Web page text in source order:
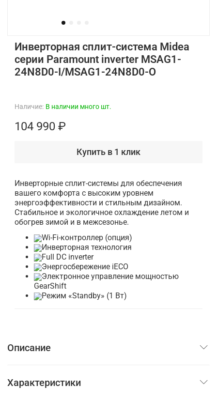
Наличие: В наличии много шт.
Инверторная сплит-система Midea
серии Paramount inverter MSAG1-
24N8D0-I/MSAG1-24N8D0-O
104 990 ₽
Купить в 1 клик
Инверторные сплит-системы для обеспечения
вашего комфорта с высоким уровнем
энергоэффективности и стильным дизайном.
Стабильное и экологичное охлаждение летом и
обогрев зимой и в межсезонье.
Wi-Fi-контроллер (опция)
Инверторная технология
Full DC inverter
Энергосбережение iЕСО
Электронное управление мощностью
GearShift
Режим «Standby» (1 Вт)
Описание
Характеристики